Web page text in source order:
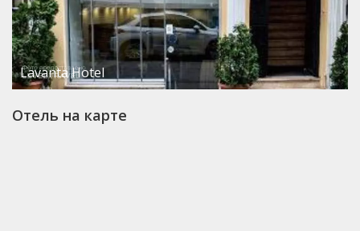
Lavanta Hotel
Отель на карте